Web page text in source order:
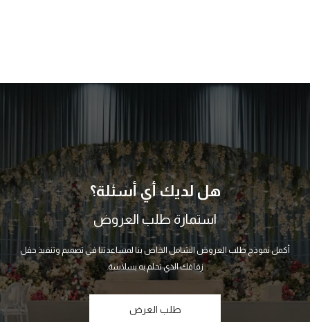
هل لديك أي أسئلة؟
استمارة طلب العروض
أكمل نموذج طلب العروض الشامل الخاص بنا لمساعدتنا في تصميم وتنفيذ حفل
زفافك الذي تحلم به بسلاسة.
طلب العرض